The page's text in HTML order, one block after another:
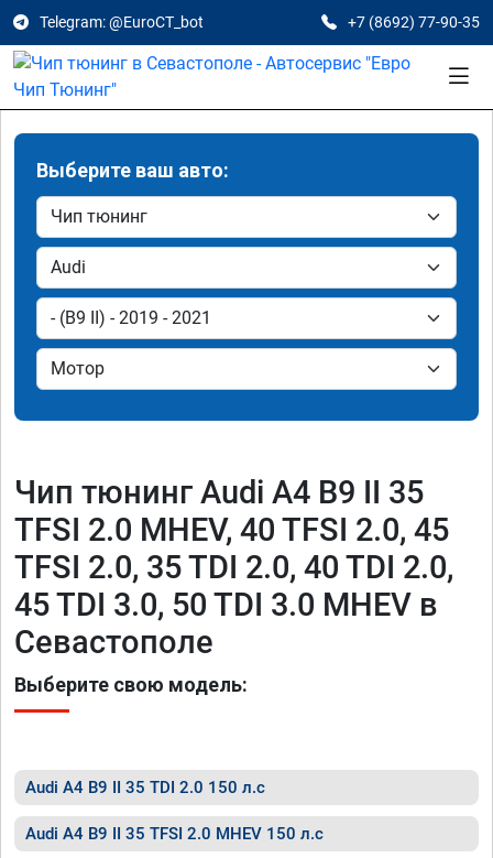
Telegram: @EuroCT_bot +7 (8692) 77-90-35
Выберите ваш авто:
Чип тюнинг Audi A4 B9 II 35
TFSI 2.0 MHEV, 40 TFSI 2.0, 45
TFSI 2.0, 35 TDI 2.0, 40 TDI 2.0,
45 TDI 3.0, 50 TDI 3.0 MHEV в
Севастополе
Выберите свою модель:
Audi A4 B9 II 35 TDI 2.0 150 л.с
Audi A4 B9 II 35 TFSI 2.0 MHEV 150 л.с